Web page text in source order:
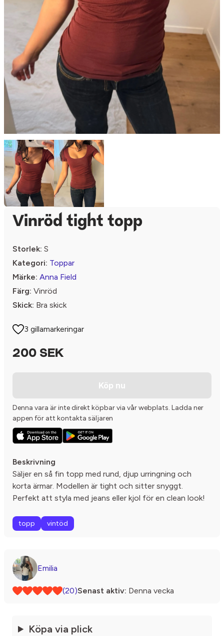
Vinröd tight topp
Storlek: S
Kategori: Toppar
Märke: Anna Field
Färg: Vinröd
Skick: Bra skick
3 gillamarkeringar
200 SEK
Köp nu
Denna vara är inte direkt köpbar via vår webplats. Ladda ner
appen för att kontakta säljaren
Beskrivning
Säljer en så fin topp med rund, djup urringning och
korta ärmar. Modellen är tight och sitter snyggt.
Perfekt att styla med jeans eller kjol för en clean look!
topp vintöd
Emilia
(20)Senast aktiv: Denna vecka
Köpa via plick